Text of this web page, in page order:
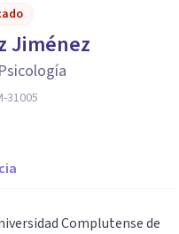
Jiménez
31005
Complutense de